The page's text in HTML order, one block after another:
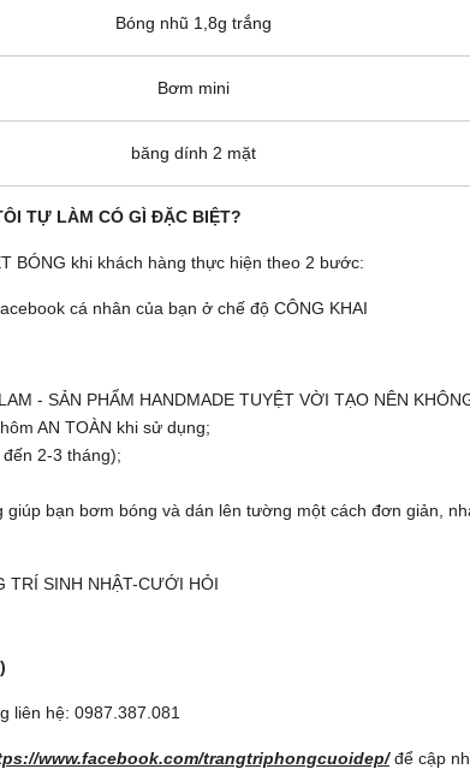
Bóng nhũ 1,8g trắng
Bơm mini
băng dính 2 mặt
TỰ LÀM CÓ GÌ ĐẶC BIỆT?
BÓNG khi khách hàng thực hiện theo 2 bước:
cá nhân của bạn ở chế độ CÔNG KHAI
- SẢN PHẨM HANDMADE TUYỆT VỜI TẠO NÊN
AN TOÀN khi sử dụng;
2-3 tháng);
bạn bơm bóng và dán lên tường một cách đơn giản,
TRÍ SINH NHẬT-CƯỚI HỎI
liên hệ: 0987.387.081
www.facebook.com/trangtriphongcuoidep/để cập